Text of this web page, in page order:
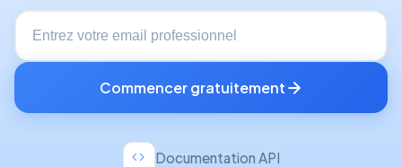
Commencer gratuitement
Documentation API